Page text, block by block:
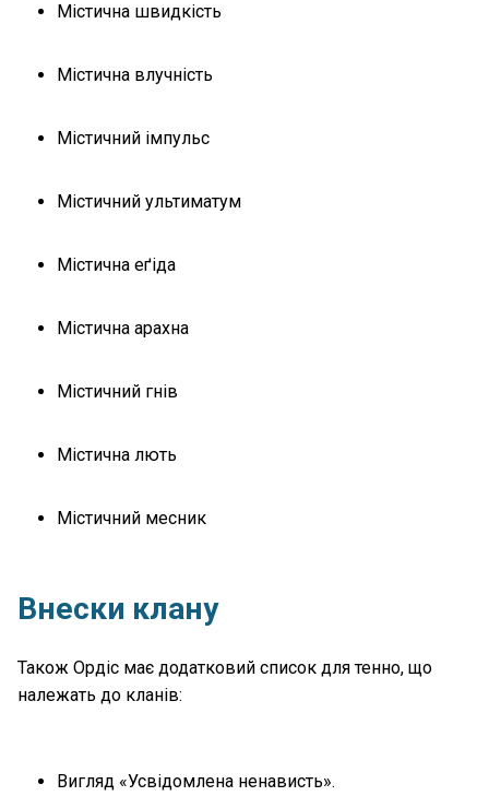
Містична швидкість
Містична влучність
Містичний імпульс
Містичний ультиматум
Містична еґіда
Містична арахна
Містичний гнів
Містична лють
Містичний месник
Внески клану
Також Ордіс має додатковий список для тенно, що
належать до кланів:
Вигляд «Усвідомлена ненависть».